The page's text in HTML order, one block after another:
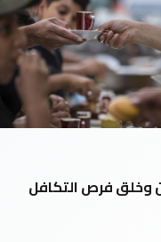
وخلق فرص التكافل